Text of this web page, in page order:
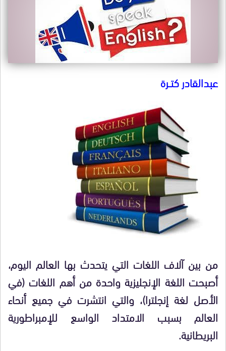
عبدالقادر كتــرة
من بين آلاف اللغات التي يتحدث بها العالم اليوم،
أصبحت اللغة الإنجليزية واحدة من أهم اللغات (في
الأصل لغة إنجلترا)، والتي انتشرت في جميع أنحاء
العالم بسبب الامتداد الواسع للإمبراطورية
البريطانية.